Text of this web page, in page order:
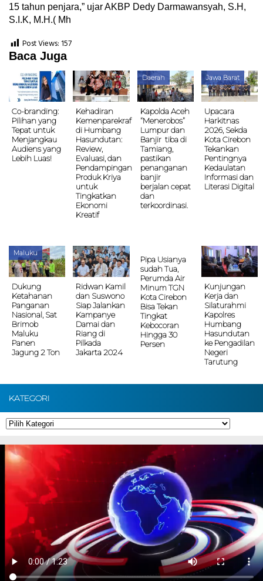
15 tahun penjara,” ujar AKBP Dedy Darmawansyah, S.H,
S.I.K, M.H.( Mh
Post Views: 157
Baca Juga
Co-branding:
Pilihan yang
Tepat untuk
Menjangkau
Audiens yang
Lebih Luas!
Kehadiran
Kemenparekraf
di Humbang
Hasundutan:
Review,
Evaluasi, dan
Pendampingan
Produk Kriya
untuk
Tingkatkan
Ekonomi
Kreatif
Daerah
Kapolda Aceh
“Menerobos”
Lumpur dan
Banjir tiba di
Tamiang,
pastikan
penanganan
banjir
berjalan cepat
dan
terkoordinasi.
Jawa Barat
Upacara
Harkitnas
2026, Sekda
Kota Cirebon
Tekankan
Pentingnya
Kedaulatan
Informasi dan
Literasi Digital
Maluku
Dukung
Ketahanan
Panganan
Nasional, Sat
Brimob
Maluku
Panen
Jagung 2 Ton
Ridwan Kamil
dan Suswono
Siap Jalankan
Kampanye
Damai dan
Riang di
Pilkada
Jakarta 2024
Pipa Usianya
sudah Tua,
Perumda Air
Minum TGN
Kota Cirebon
Bisa Tekan
Tingkat
Kebocoran
Hingga 30
Persen
Kunjungan
Kerja dan
Silaturahmi
Kapolres
Humbang
Hasundutan
ke Pengadilan
Negeri
Tarutung
KATEGORI
Kategori